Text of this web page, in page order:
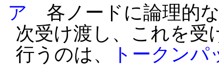
ア 各ノードに論理的
次受け渡し、これを受
行うのは、
トークンパ